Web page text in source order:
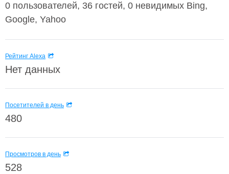
0 пользователей, 36 гостей, 0 невидимых Bing,
Google, Yahoo
Рейтинг Alexa
Нет данных
Посетителей в день
480
Просмотров в день
528